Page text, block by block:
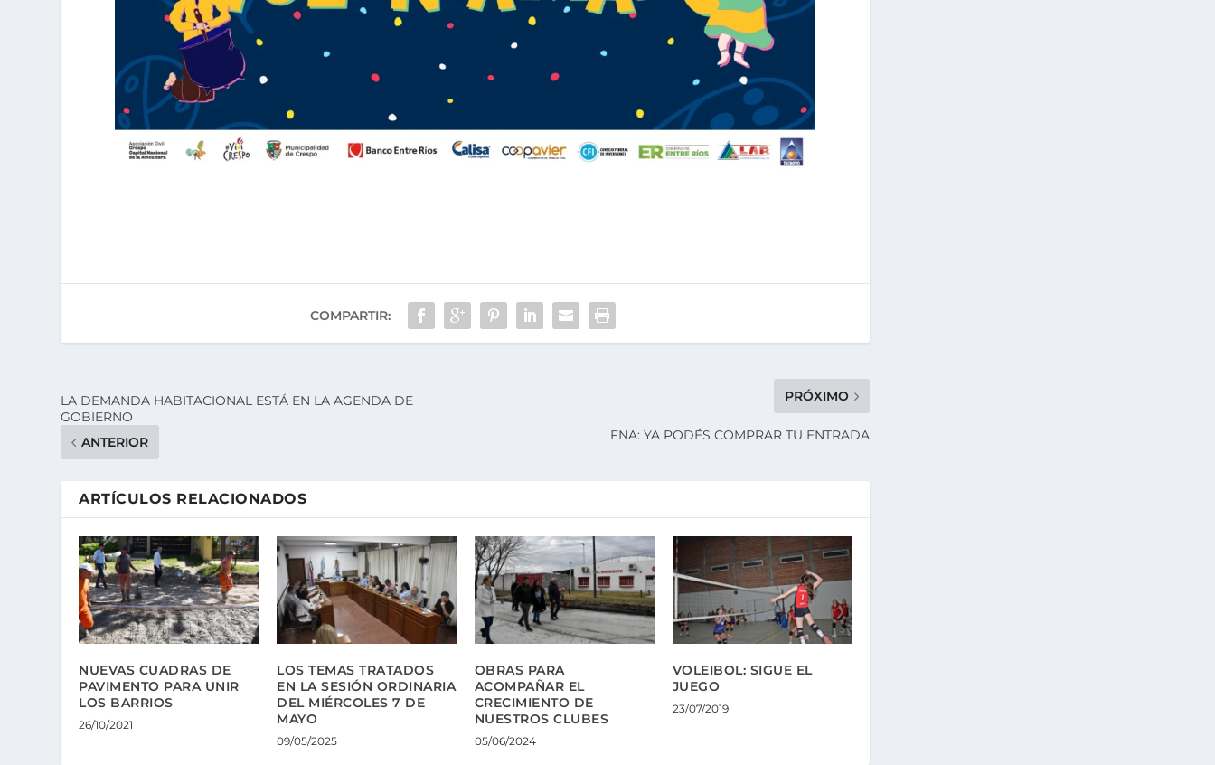
COMPARTIR:
LA DEMANDA HABITACIONAL ESTÁ EN LA AGENDA DE
GOBIERNO
ANTERIOR
PRÓXIMO
FNA: YA PODÉS COMPRAR TU ENTRADA
ARTÍCULOS RELACIONADOS
NUEVAS CUADRAS DE
PAVIMENTO PARA UNIR
LOS BARRIOS
26/10/2021
LOS TEMAS TRATADOS
EN LA SESIÓN ORDINARIA
DEL MIÉRCOLES 7 DE
MAYO
09/05/2025
OBRAS PARA
ACOMPAÑAR EL
CRECIMIENTO DE
NUESTROS CLUBES
05/06/2024
VOLEIBOL: SIGUE EL
JUEGO
23/07/2019